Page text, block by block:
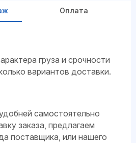
Оплата
груза и срочности
вариантов доставки.
самостоятельно
заказа, предлагаем
поставщика, или нашего